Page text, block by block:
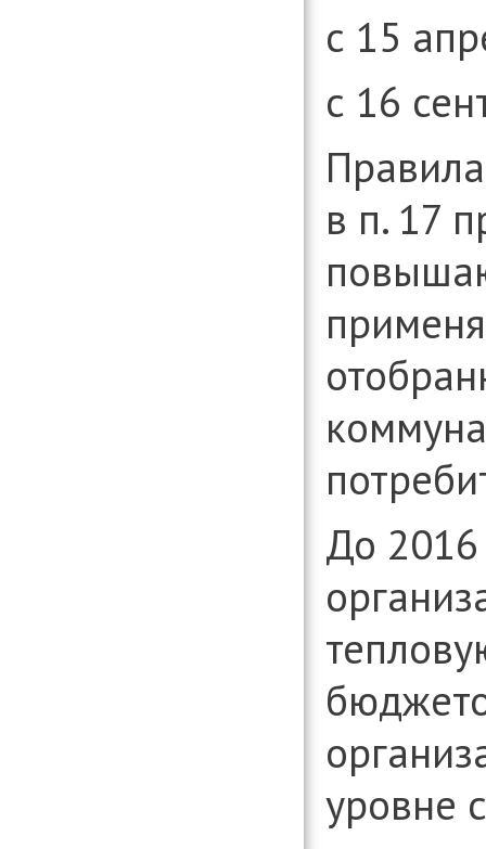
с 15
с 16
в п. 17
До
уровне